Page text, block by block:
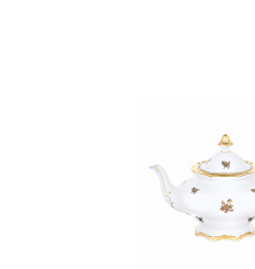
KATHARINA — и пусть